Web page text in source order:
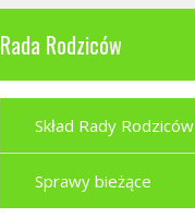
Rada Rodziców
Skład Rady Rodziców
Sprawy bieżące